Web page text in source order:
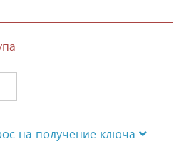
на получение ключа